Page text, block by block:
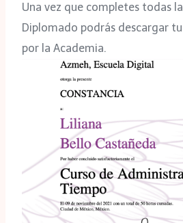
Una vez que completes todas
Diplomado podrás descargar
por la Academia.